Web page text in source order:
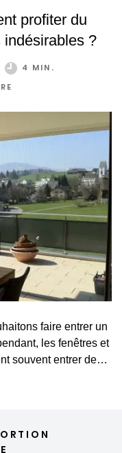
et astucieux, vous
confortablement et
profiter du
?
4 MIN.
faire entrer un
les fenêtres et
souvent entrer des
de qualité